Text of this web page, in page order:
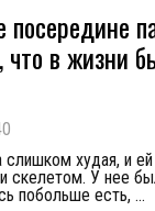
посередине
в жизни
худая, и ей
скелетом. У нее
побольше есть, ...